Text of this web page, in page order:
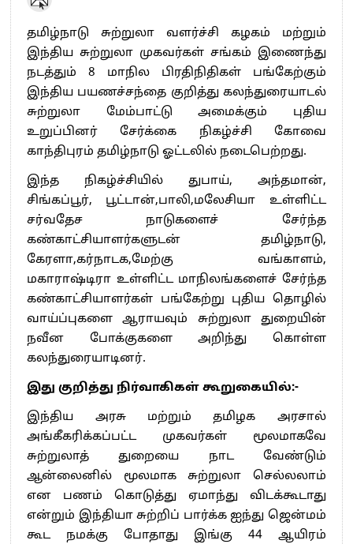
தமிழ்நாடு சுற்றுலா வளர்ச்சி கழகம் மற்றும்
இந்திய சுற்றுலா முகவர்கள் சங்கம் இணைந்து
நடத்தும் 8 மாநில பிரதிநிதிகள் பங்கேற்கும்
இந்திய பயணச்சந்தை குறித்து கலந்துரையாடல்
சுற்றுலா மேம்பாட்டு அமைக்கும் புதிய
உறுப்பினர் சேர்க்கை நிகழ்ச்சி கோவை
காந்திபுரம் தமிழ்நாடு ஓட்டலில் நடைபெற்றது.
இந்த நிகழ்ச்சியில் துபாய், அந்தமான்,
சிங்கப்பூர், பூட்டான்,பாலி,மலேசியா உள்ளிட்ட
சர்வதேச நாடுகளைச் சேர்ந்த
கண்காட்சியாளர்களுடன் தமிழ்நாடு,
கேரளா,கர்நாடக,மேற்கு வங்காளம்,
மகாராஷ்டிரா உள்ளிட்ட மாநிலங்களைச் சேர்ந்த
கண்காட்சியாளர்கள் பங்கேற்று புதிய தொழில்
வாய்ப்புகளை ஆராயவும் சுற்றுலா துறையின்
நவீன போக்குகளை அறிந்து கொள்ள
கலந்துரையாடினர்.
இது குறித்து நிர்வாகிகள் கூறுகையில்:-
இந்திய அரசு மற்றும் தமிழக அரசால்
அங்கீகரிக்கப்பட்ட முகவர்கள் மூலமாகவே
சுற்றுலாத் துறையை நாட வேண்டும்
ஆன்லைனில் மூலமாக சுற்றுலா செல்லலாம்
என பணம் கொடுத்து ஏமாந்து விடக்கூடாது
என்றும் இந்தியா சுற்றிப் பார்க்க ஐந்து ஜென்மம்
கூட நமக்கு போதாது இங்கு 44 ஆயிரம்